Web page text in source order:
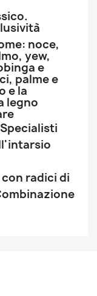
noce,
yew,
e
palme e
e la
legno
Specialisti
radici di